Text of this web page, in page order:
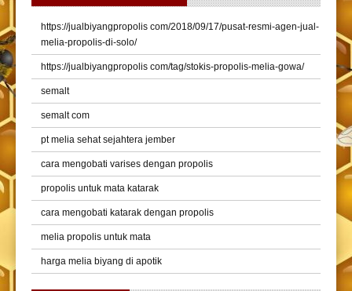
https://jualbiyangpropolis com/2018/09/17/pusat-resmi-agen-jual-
melia-propolis-di-solo/
https://jualbiyangpropolis com/tag/stokis-propolis-melia-gowa/
semalt
semalt com
pt melia sehat sejahtera jember
cara mengobati varises dengan propolis
propolis untuk mata katarak
cara mengobati katarak dengan propolis
melia propolis untuk mata
harga melia biyang di apotik